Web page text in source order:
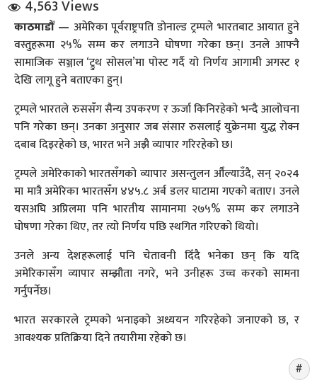
संवाद
4,563 Views
काठमाडौँ — अमेरिका पूर्वराष्ट्रपति डोनाल्ड ट्रम्पले भारतबाट आयात हुने
वस्तुहरूमा २५% सम्म कर लगाउने घोषणा गरेका छन्। उनले आफ्नै
सामाजिक सञ्जाल ‘ट्रुथ सोसल’मा पोस्ट गर्दै यो निर्णय आगामी अगस्ट १
देखि लागू हुने बताएका हुन्।
ट्रम्पले भारतले रुससँग सैन्य उपकरण र ऊर्जा किनिरहेको भन्दै आलोचना
पनि गरेका छन्। उनका अनुसार जब संसार रुसलाई युक्रेनमा युद्ध रोक्न
दबाब दिइरहेको छ, भारत भने अझै व्यापार गरिरहेको छ।
ट्रम्पले अमेरिकाको भारतसँगको व्यापार असन्तुलन औँल्याउँदै, सन् २०२4
मा मात्रै अमेरिका भारतसँग ४४५.८ अर्ब डलर घाटामा गएको बताए। उनले
यसअघि अप्रिलमा पनि भारतीय सामानमा २७५% सम्म कर लगाउने
घोषणा गरेका थिए, तर त्यो निर्णय पछि स्थगित गरिएको थियो।
उनले अन्य देशहरूलाई पनि चेतावनी दिँदै भनेका छन् कि यदि
अमेरिकासँग व्यापार सम्झौता नगरे, भने उनीहरू उच्च करको सामना
गर्नुपर्नेछ।
भारत सरकारले ट्रम्पको भनाइको अध्ययन गरिरहेको जनाएको छ, र
आवश्यक प्रतिक्रिया दिने तयारीमा रहेको छ।